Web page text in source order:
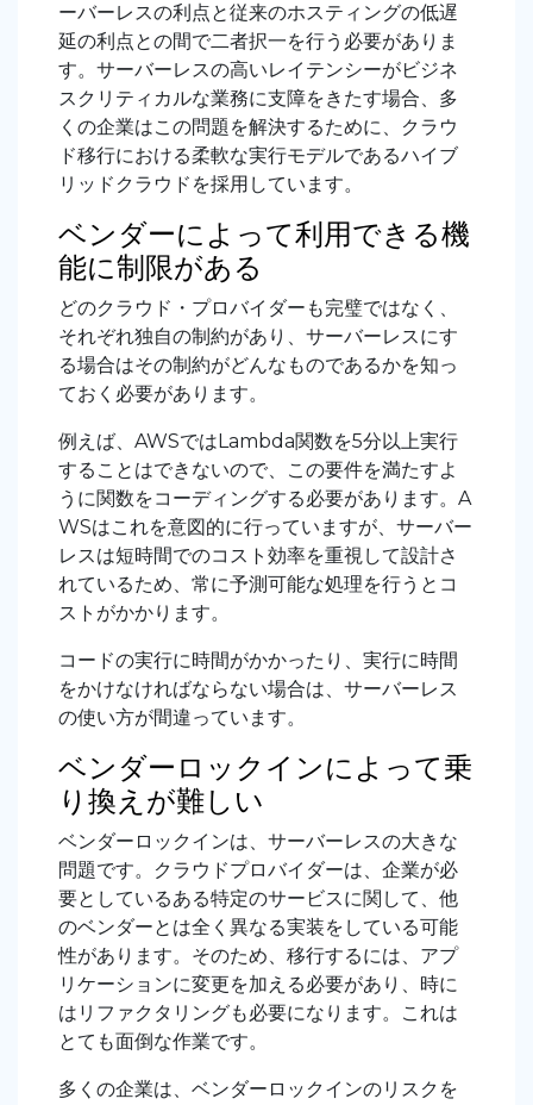
ーバーレスの利点と従来のホスティングの低遅
延の利点との間で二者択一を行う必要がありま
す。サーバーレスの高いレイテンシーがビジネ
スクリティカルな業務に支障をきたす場合、多
くの企業はこの問題を解決するために、クラウ
ド移行における柔軟な実行モデルであるハイブ
リッドクラウドを採用しています。
ベンダーによって利用できる機
能に制限がある
どのクラウド・プロバイダーも完璧ではなく、
それぞれ独自の制約があり、サーバーレスにす
る場合はその制約がどんなものであるかを知っ
ておく必要があります。
例えば、AWSではLambda関数を5分以上実行
することはできないので、この要件を満たすよ
うに関数をコーディングする必要があります。A
WSはこれを意図的に行っていますが、サーバー
レスは短時間でのコスト効率を重視して設計さ
れているため、常に予測可能な処理を行うとコ
ストがかかります。
コードの実行に時間がかかったり、実行に時間
をかけなければならない場合は、サーバーレス
の使い方が間違っています。
ベンダーロックインによって乗
り換えが難しい
ベンダーロックインは、サーバーレスの大きな
問題です。クラウドプロバイダーは、企業が必
要としているある特定のサービスに関して、他
のベンダーとは全く異なる実装をしている可能
性があります。そのため、移行するには、アプ
リケーションに変更を加える必要があり、時に
はリファクタリングも必要になります。これは
とても面倒な作業です。
多くの企業は、ベンダーロックインのリスクを